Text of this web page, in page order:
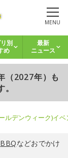
MENU
別
め
最新
ニュース
（2027年）も
ルデンウィーク)イ
BBQなどおでかけ